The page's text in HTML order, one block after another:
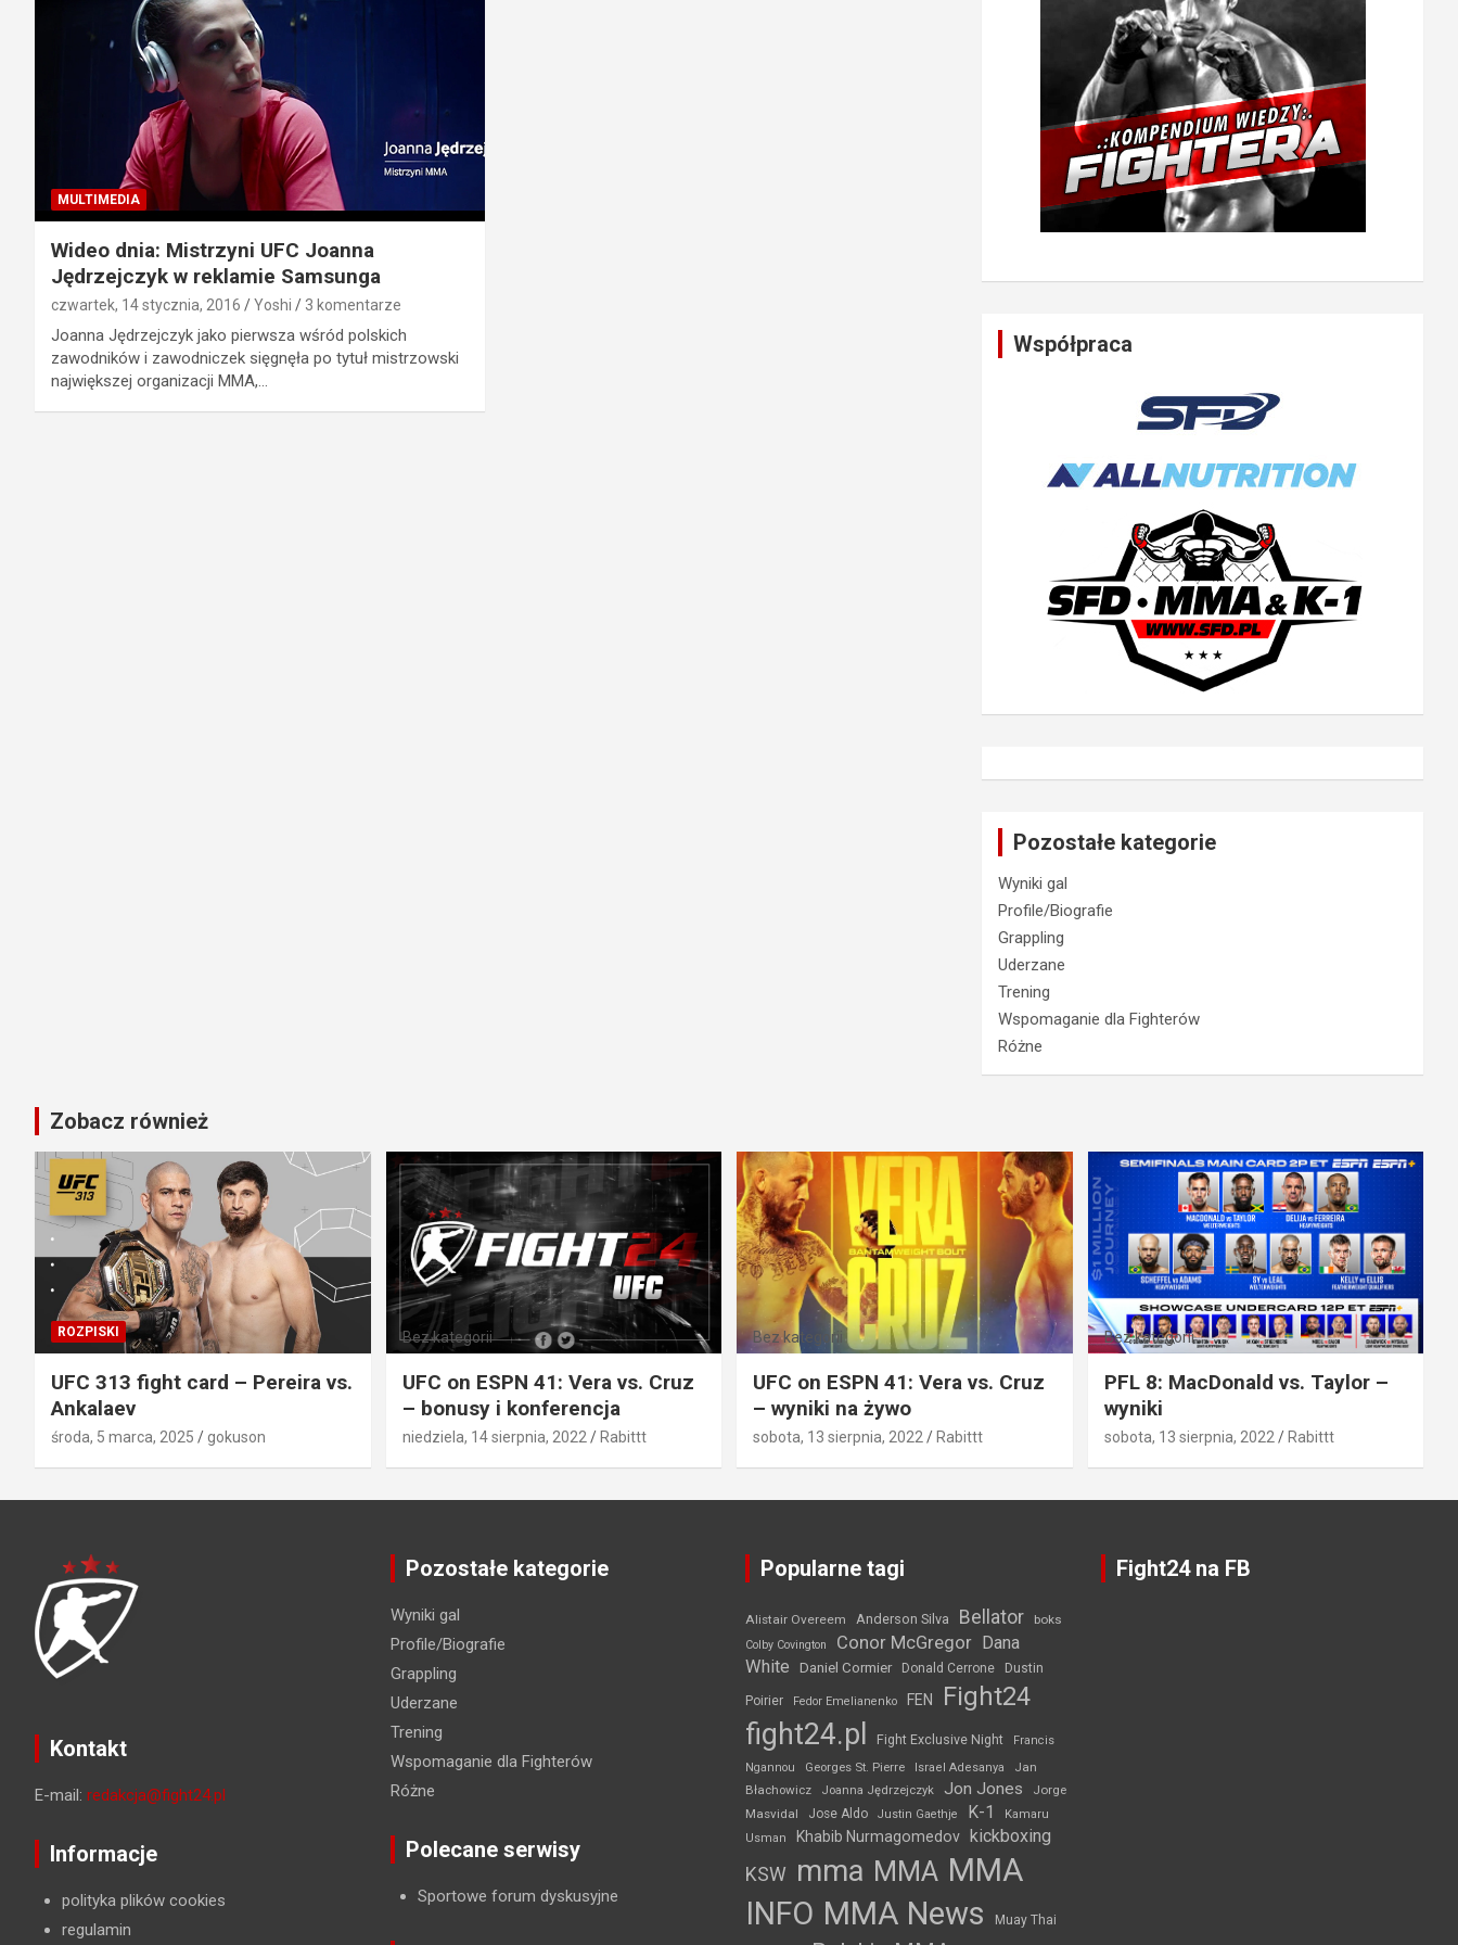
MULTIMEDIA
Wideo dnia: Mistrzyni UFC Joanna
Jędrzejczyk w reklamie Samsunga
czwartek, 14 stycznia, 2016 Yoshi 3 komentarze
Joanna Jędrzejczyk jako pierwsza wśród polskich
zawodników i zawodniczek sięgnęła po tytuł mistrzowski
największej organizacji MMA,…
Współpraca
Pozostałe kategorie
Wyniki gal
Profile/Biografie
Grappling
Uderzane
Trening
Wspomaganie dla Fighterów
Różne
Zobacz również
ROZPISKI
UFC 313 fight card – Pereira vs.
Ankalaev
środa, 5 marca, 2025 gokuson
Bez kategorii
UFC on ESPN 41: Vera vs. Cruz
– bonusy i konferencja
niedziela, 14 sierpnia, 2022 Rabittt
Bez kategorii
UFC on ESPN 41: Vera vs. Cruz
– wyniki na żywo
sobota, 13 sierpnia, 2022 Rabittt
Bez kategorii
PFL 8: MacDonald vs. Taylor –
wyniki
sobota, 13 sierpnia, 2022 Rabittt
Kontakt
E-mail: redakcja@fight24.pl
Informacje
polityka plików cookies
regulamin
Pozostałe kategorie
Wyniki gal
Profile/Biografie
Grappling
Uderzane
Trening
Wspomaganie dla Fighterów
Różne
Polecane serwisy
Sportowe forum dyskusyjne
Popularne tagi
Alistair Overeem Anderson Silva Bellator boks
Colby Covington Conor McGregor Dana
White
Daniel Cormier Donald Cerrone Dustin
Poirier Fedor Emelianenko FEN Fight24
fight24.pl Fight Exclusive Night
Francis
Ngannou
Georges St. Pierre Israel Adesanya
Jan
Błachowicz
Joanna Jędrzejczyk Jon Jones
Jorge
Masvidal
Jose Aldo Justin Gaethje K-1
Kamaru
Usman
Khabib Nurmagomedov kickboxing
KSW mma MMA MMA
INFO MMA News Muay Thai
Fight24 na FB